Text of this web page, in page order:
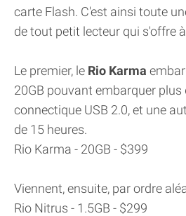
carte Flash. C'est ainsi toute
de tout petit lecteur qui s'offre
Le premier, le Rio Karma
20GB pouvant embarquer plus
connectique USB 2.0, et une
de 15 heures.
Rio Karma - 20GB - $399
Viennent, ensuite, par ordre
Rio Nitrus - 1.5GB - $299